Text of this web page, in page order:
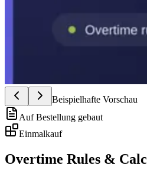
Beispielhafte Vorschau
Auf Bestellung gebaut
Einmalkauf
Overtime Rules &